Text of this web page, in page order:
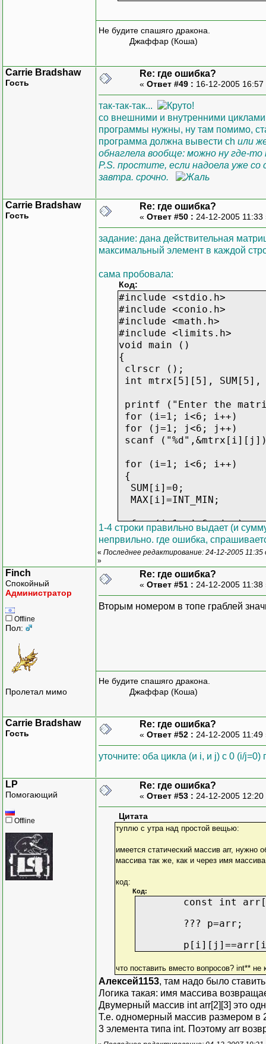
Не будите спашяго дракона.
Джаффар (Коша)
Carrie Bradshaw
Гость
Re: где ошибка?
« Ответ #49 : 16-12-2005
так-так-так...
со внешними и внутренними
программы нужны, ну там помимо,
программа должна вывести ch или
обнаглела вообще: можно ну где-
P.S. простите, если надоела уже
завтра. срочно.
Carrie Bradshaw
Гость
Re: где ошибка?
« Ответ #50 : 24-12-2005
задание: дана действительная
максимальный элемент в каждой
сама пробовала:
Код:
#include <stdio.h>
#include <conio.h>
#include <math.h>
#include <limits.h>
void main ()
{
clrscr ();
int mtrx[5][5],
printf ("Enter the
for (i=1; i<6; i++)
for (j=1; j<6; j++)
scanf
for (i=1; i<6; i++)
{
SUM[i]=0;
MAX[i]=INT_MIN;
for (j=1; j<6; j++)
{
SUM[i]+=mtrx[i][j];
if (MAX[i]<mtrx[i][j])
}
printf ("%d) summary =
1-4 строки правильно выдает (и
непрвильно. где ошибка,
« Последнее редактирование: 24-12-2005
»
Finch
Спокойный
Администратор
Offline
Пол:
Пролетал мимо
Re: где ошибка?
« Ответ #51 : 24-12-2005
Вторым номером в топе граблей
Не будите спашяго дракона.
Джаффар (Коша)
Carrie Bradshaw
Гость
Re: где ошибка?
« Ответ #52 : 24-12-2005
уточните: оба цикла (и i, и j) с 0 (i/
LP
Помогающий
Offline
Re: где ошибка?
« Ответ #53 : 24-12-2005
Цитата
туплю с утра над простой вещью:
имеется статический массив arr, нужно
массива так же, как и через имя
код:
Код:
const int
??? p=arr;
что поставить вместо вопросов? int** не
Алексей1153, там надо было
Логика такая: имя массива
Двумерный массив int arr[2][3] это
Т.е. одномерный массив размером
3 элемента типа int. Поэтому arr